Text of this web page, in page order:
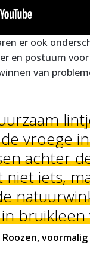
er ook
en postuum
van
vroege
achter
iets,
bruikleen
Roozen,